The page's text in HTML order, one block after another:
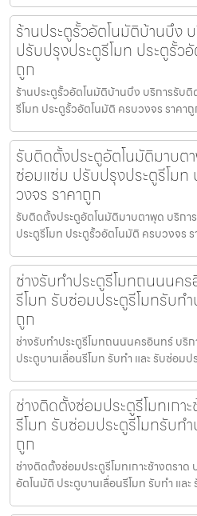
ร้านประตูรั้วอัตโนมัติบ้านบึง
ปรับปรุงประตูรีโมท ประตูรั้ว
ถูก
ร้านประตูรั้วอัตโนมัติบ้านบึง บริการรับ
รีโมท ประตูรั้วอัตโนมัติ ครบวงจร ราคา
รับติดตั้งประตูอัตโนมัติมาบต
ซ่อมแซ่ม ปรับปรุงประตูรีโมท
วงจร ราคาถูก
รับติดตั้งประตูอัตโนมัติมาบตาพุด บริก
ประตูรีโมท ประตูรั้วอัตโนมัติ ครบวงจร
ช่างรับทำประตูรีโมทถนนนค
รีโมท รับซ่อมประตูรีโมทรับท
ถูก
ช่างรับทำประตูรีโมทถนนนครอินทร์ บริ
ประตูบานเลื่อนรีโมท รับทำ และ รับซ่อม
ช่างติดตั้งซ่อมประตูรีโมทเกา
รีโมท รับซ่อมประตูรีโมทรับท
ถูก
ช่างติดตั้งซ่อมประตูรีโมทเกาะช้างตราด
อัตโนมัติ ประตูบานเลื่อนรีโมท รับทำ และ